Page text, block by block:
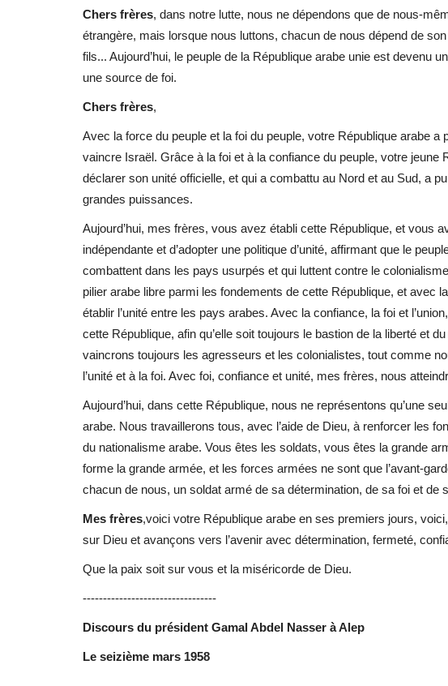
Chers frères, dans notre lutte, nous ne dépendons que de nous-
étrangère, mais lorsque nous luttons, chacun de nous dépend de
fils... Aujourd’hui, le peuple de la République arabe unie est devenu
une source de foi.
Chers frères,
Avec la force du peuple et la foi du peuple, votre République arabe
vaincre Israël. Grâce à la foi et à la confiance du peuple, votre jeune
déclarer son unité officielle, et qui a combattu au Nord et au Sud, a
grandes puissances.
Aujourd’hui, mes frères, vous avez établi cette République, et vous
indépendante et d’adopter une politique d’unité, affirmant que le
combattent dans les pays usurpés et qui luttent contre le
pilier arabe libre parmi les fondements de cette République, et avec
établir l’unité entre les pays arabes. Avec la confiance, la foi et
cette République, afin qu’elle soit toujours le bastion de la liberté et
vaincrons toujours les agresseurs et les colonialistes, tout comme
l’unité et à la foi. Avec foi, confiance et unité, mes frères, nous
Aujourd’hui, dans cette République, nous ne représentons qu’une
arabe. Nous travaillerons tous, avec l’aide de Dieu, à renforcer les
du nationalisme arabe. Vous êtes les soldats, vous êtes la grande
forme la grande armée, et les forces armées ne sont que l’avant-
chacun de nous, un soldat armé de sa détermination, de sa foi et
Mes frères,voici votre République arabe en ses premiers jours,
sur Dieu et avançons vers l’avenir avec détermination, fermeté,
Que la paix soit sur vous et la miséricorde de Dieu.
---------------------------------
Discours du président Gamal Abdel Nasser à Alep
Le seizième mars 1958